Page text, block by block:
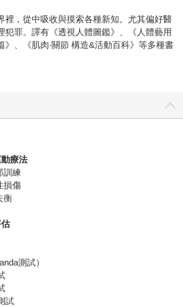
裡，從中吸收與摸索各種新知。尤其偏好醫
犯罪。譯有《透視人體圖鑑》、《人體藝用
》、《肌肉‧關節 構造&活動百科》等多種書
療法
訓練
損傷
衡
測試）
試